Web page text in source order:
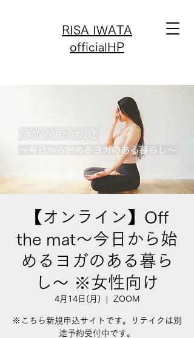
RISA IWATA
officialHP
【オンライン】Off
the mat〜今日から始
めるヨガのある暮ら
し〜 ※女性向け
4月14日(月)
  |
ZOOM
※こちら新規申込サイトです。リテイクは別
途予約受付中です。